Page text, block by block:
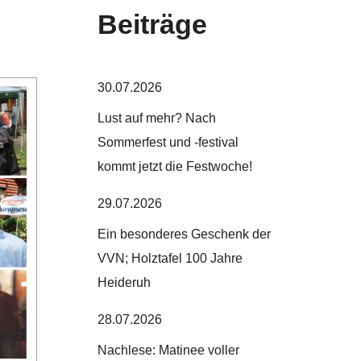
Beiträge
30.07.2026
Lust auf mehr? Nach
Sommerfest und -festival
kommt jetzt die Festwoche!
29.07.2026
Ein besonderes Geschenk der
VVN; Holztafel 100 Jahre
Heideruh
28.07.2026
Nachlese: Matinee voller